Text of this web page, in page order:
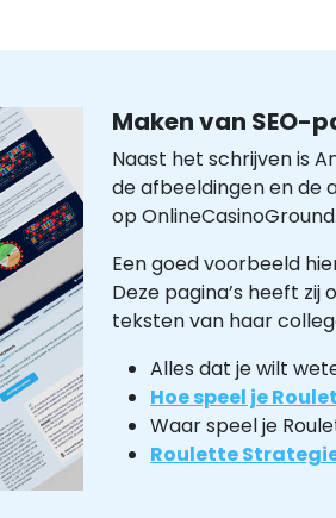
Maken van SEO-
Naast het schrijven is
de afbeeldingen en de
op OnlineCasinoGround.
Een goed voorbeeld
Deze pagina’s heeft
teksten van haar
Alles dat je wilt
Hoe speel je
Waar speel je
Roulette